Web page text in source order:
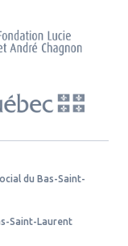
du Bas-Saint-
Saint-Laurent